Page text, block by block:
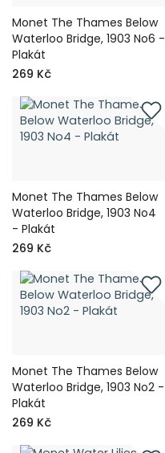
Monet The Thames Below
Waterloo Bridge, 1903 No6 -
Plakát
269 Kč
Monet The Thames Below
Waterloo Bridge, 1903 No4
- Plakát
269 Kč
Monet The Thames Below
Waterloo Bridge, 1903 No2 -
Plakát
269 Kč